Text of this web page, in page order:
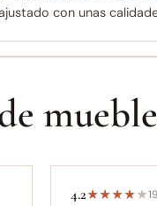
con unas
4.2★★★★★